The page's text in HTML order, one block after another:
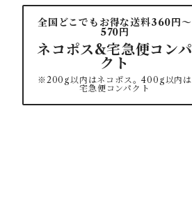
全国どこでもお得な送料360円〜
570円
ネコポス&宅急便コンパ
クト
※200g以内はネコポス。400g以内は
宅急便コンパクト